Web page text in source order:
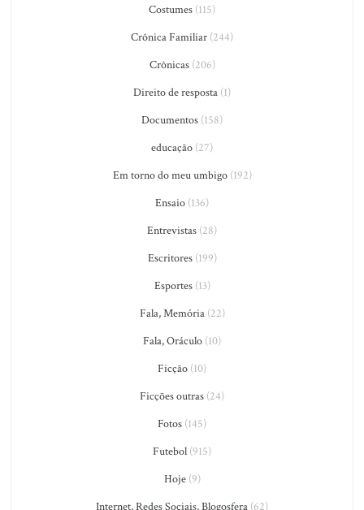
Costumes (115)
Crônica Familiar (244)
Crônicas(206)
Direito de resposta (1)
Documentos (158)
educação (27)
Em torno do meu umbigo(192)
Ensaio (136)
Entrevistas (28)
Escritores(199)
Esportes(13)
Fala, Memória(22)
Fala, Oráculo (10)
Ficção (10)
Ficções outras (24)
Fotos (145)
Futebol (915)
Hoje(9)
Internet, Redes Sociais, Blogosfera (62)